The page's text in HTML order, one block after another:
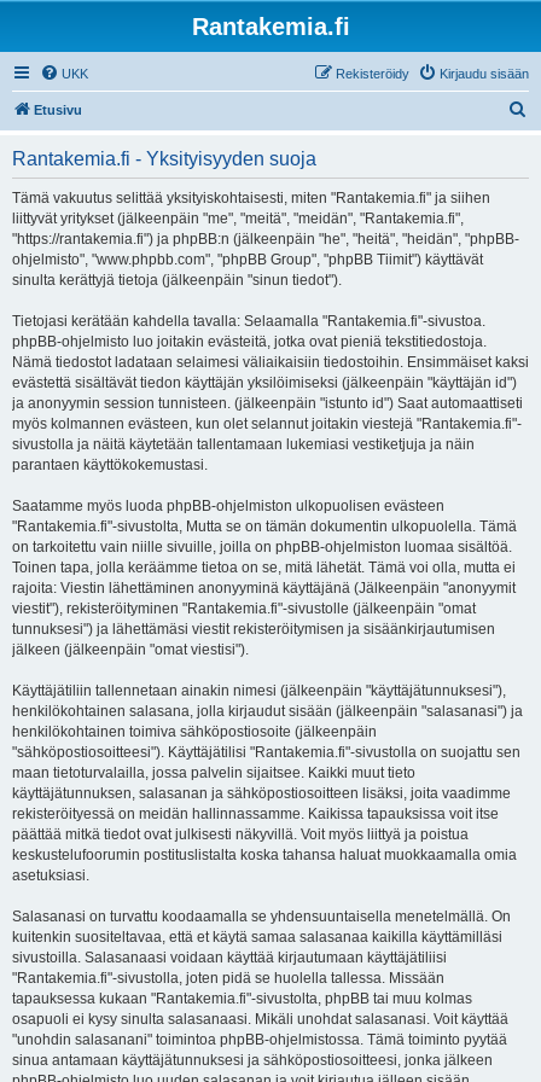
Rantakemia.fi
UKK Kirjaudu sisään
Rekisteröidy
Etusivu
Rantakemia.fi - Yksityisyyden suoja
Tämä vakuutus selittää yksityiskohtaisesti, miten "Rantakemia.fi" ja siihen
liittyvät yritykset (jälkeenpäin "me", "meitä", "meidän", "Rantakemia.fi",
"https://rantakemia.fi") ja phpBB:n (jälkeenpäin "he", "heitä", "heidän", "phpBB-
ohjelmisto", "www.phpbb.com", "phpBB Group", "phpBB Tiimit") käyttävät
sinulta kerättyjä tietoja (jälkeenpäin "sinun tiedot").
Tietojasi kerätään kahdella tavalla: Selaamalla "Rantakemia.fi"-sivustoa.
phpBB-ohjelmisto luo joitakin evästeitä, jotka ovat pieniä tekstitiedostoja.
Nämä tiedostot ladataan selaimesi väliaikaisiin tiedostoihin. Ensimmäiset kaksi
evästettä sisältävät tiedon käyttäjän yksilöimiseksi (jälkeenpäin "käyttäjän id")
ja anonyymin session tunnisteen. (jälkeenpäin "istunto id") Saat automaattiseti
myös kolmannen evästeen, kun olet selannut joitakin viestejä "Rantakemia.fi"-
sivustolla ja näitä käytetään tallentamaan lukemiasi vestiketjuja ja näin
parantaen käyttökokemustasi.
Saatamme myös luoda phpBB-ohjelmiston ulkopuolisen evästeen
"Rantakemia.fi"-sivustolta, Mutta se on tämän dokumentin ulkopuolella. Tämä
on tarkoitettu vain niille sivuille, joilla on phpBB-ohjelmiston luomaa sisältöä.
Toinen tapa, jolla keräämme tietoa on se, mitä lähetät. Tämä voi olla, mutta ei
rajoita: Viestin lähettäminen anonyyminä käyttäjänä (Jälkeenpäin "anonyymit
viestit"), rekisteröityminen "Rantakemia.fi"-sivustolle (jälkeenpäin "omat
tunnuksesi") ja lähettämäsi viestit rekisteröitymisen ja sisäänkirjautumisen
jälkeen (jälkeenpäin "omat viestisi").
Käyttäjätiliin tallennetaan ainakin nimesi (jälkeenpäin "käyttäjätunnuksesi"),
henkilökohtainen salasana, jolla kirjaudut sisään (jälkeenpäin "salasanasi") ja
henkilökohtainen toimiva sähköpostiosoite (jälkeenpäin
"sähköpostiosoitteesi"). Käyttäjätilisi "Rantakemia.fi"-sivustolla on suojattu sen
maan tietoturvalailla, jossa palvelin sijaitsee. Kaikki muut tieto
käyttäjätunnuksen, salasanan ja sähköpostiosoitteen lisäksi, joita vaadimme
rekisteröityessä on meidän hallinnassamme. Kaikissa tapauksissa voit itse
päättää mitkä tiedot ovat julkisesti näkyvillä. Voit myös liittyä ja poistua
keskustelufoorumin postituslistalta koska tahansa haluat muokkaamalla omia
asetuksiasi.
Salasanasi on turvattu koodaamalla se yhdensuuntaisella menetelmällä. On
kuitenkin suositeltavaa, että et käytä samaa salasanaa kaikilla käyttämilläsi
sivustoilla. Salasanaasi voidaan käyttää kirjautumaan käyttäjätiliisi
"Rantakemia.fi"-sivustolla, joten pidä se huolella tallessa. Missään
tapauksessa kukaan "Rantakemia.fi"-sivustolta, phpBB tai muu kolmas
osapuoli ei kysy sinulta salasanaasi. Mikäli unohdat salasanasi. Voit käyttää
"unohdin salasanani" toimintoa phpBB-ohjelmistossa. Tämä toiminto pyytää
sinua antamaan käyttäjätunnuksesi ja sähköpostiosoitteesi, jonka jälkeen